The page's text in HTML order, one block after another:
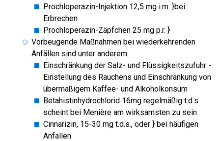
Prochloperazin-Injektion 12,5 mg i.m. }bei
Erbrechen
Prochloperazin-Zäpfchen 25 mg p.r. }
Vorbeugende Maßnahmen bei wiederkehrenden
Anfällen sind unter anderem:
Einschränkung der Salz- und Flüssigkeitszufuhr -
Einstellung des Rauchens und Einschränkung von
übermäßigem Kaffee- und Alkoholkonsum
Betahistinhydrochlorid 16mg regelmäßig t.d.s.
scheint bei Menière am wirksamsten zu sein
Cinnarizin, 15-30 mg t.d.s., oder } bei häufigen
Anfällen